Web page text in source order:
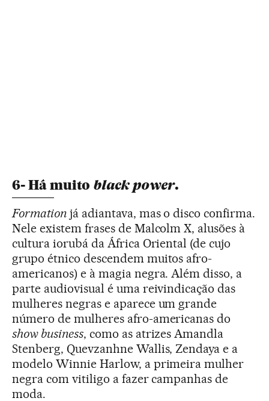
6- Há muito black power.
Formationjá adiantava, mas o disco confirma.
Nele existem frases de Malcolm X, alusões à
cultura iorubá da África Oriental (de cujo
grupo étnico descendem muitos afro-
americanos) e à magia negra. Além disso, a
parte audiovisual é uma reivindicação das
mulheres negras e aparece um grande
número de mulheres afro-americanas do
show business, como as atrizes Amandla
Stenberg, Quevzanhne Wallis, Zendaya e a
modelo Winnie Harlow, a primeira mulher
negra com vitiligo a fazer campanhas de
moda.